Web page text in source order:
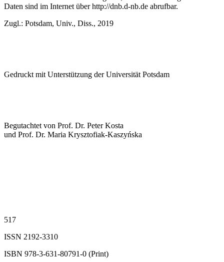
Daten sind im Internet überhttp://dnb.d-nb.de abrufbar.
Zugl.: Potsdam, Univ., Diss., 2019
Gedruckt mit Unterstützung der Universität Potsdam
Begutachtet von Prof. Dr. Peter Kosta
und Prof. Dr. Maria Krysztofiak-Kaszyńska
517
ISSN 2192-3310
ISBN 978-3-631-80791-0 (Print)